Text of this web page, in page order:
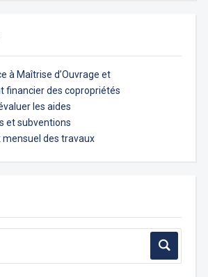
à Maîtrise d’Ouvrage et
financier des copropriétés
les aides
et subventions
mensuel des travaux